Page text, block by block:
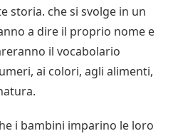
storia. che si svolge in un
a dire il proprio nome e
il vocabolario
ai colori, agli alimenti,
i bambini imparino le loro